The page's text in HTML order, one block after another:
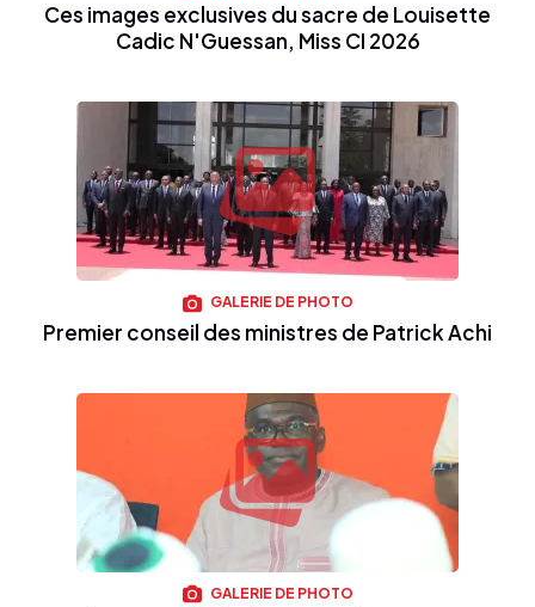
Ces images exclusives du sacre de Louisette
Cadic N'Guessan, Miss CI 2026
GALERIE DE PHOTO
Premier conseil des ministres de Patrick Achi
GALERIE DE PHOTO